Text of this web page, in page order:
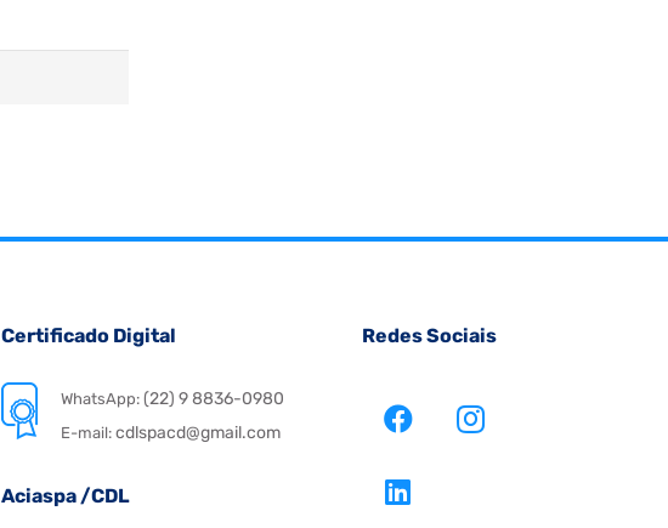
Certificado Digital
WhatsApp:(22) 9 8836-0980
E-mail: cdlspacd@gmail.com
Aciaspa /CDL
Redes Sociais